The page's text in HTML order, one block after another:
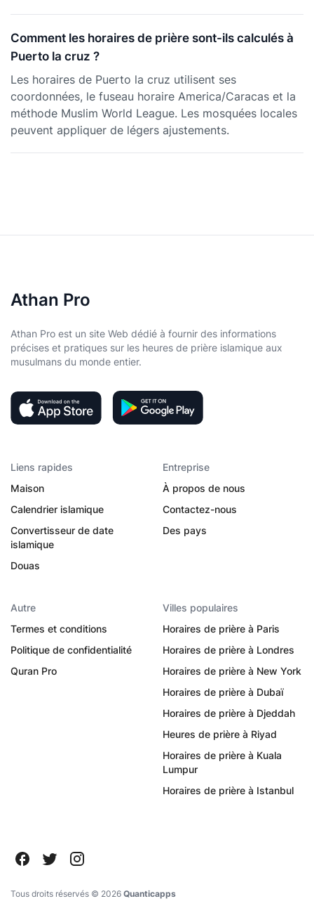
Comment les horaires de prière sont-ils calculés à
Puerto la cruz ?
Les horaires de Puerto la cruz utilisent ses
coordonnées, le fuseau horaire America/Caracas et la
méthode Muslim World League. Les mosquées locales
peuvent appliquer de légers ajustements.
Athan Pro
Athan Pro est un site Web dédié à fournir des informations
précises et pratiques sur les heures de prière islamique aux
musulmans du monde entier.
Liens rapides
Maison
Calendrier islamique
Convertisseur de date
islamique
Douas
Entreprise
À propos de nous
Contactez-nous
Des pays
Autre
Termes et conditions
Politique de confidentialité
Quran Pro
Villes populaires
Horaires de prière à Paris
Horaires de prière à Londres
Horaires de prière à New York
Horaires de prière à Dubaï
Horaires de prière à Djeddah
Heures de prière à Riyad
Horaires de prière à Kuala
Lumpur
Horaires de prière à Istanbul
Tous droits réservés © 2026 Quanticapps